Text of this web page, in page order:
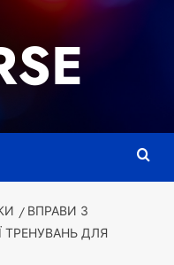
ВПРАВИ З
ТРЕНУВАНЬ ДЛЯ